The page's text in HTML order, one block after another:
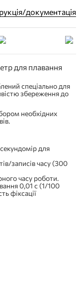
документація
для плавання
спеціально для
збереження до
необхідних
для
записів часу (300
часу роботи.
0,01 с (1/100
фіксації